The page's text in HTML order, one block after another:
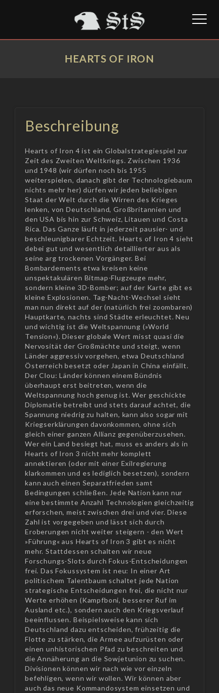
HEARTS OF IRON
Beschreibung
Hearts of Iron 4 ist ein Globalstrategiespiel zur
Zeit des Zweiten Weltkriegs. Zwischen 1936
und 1948 (wir dürfen noch bis 1955
weiterspielen, danach gibt der Technologiebaum
nichts mehr her) dürfen wir jeden beliebigen
Staat der Welt durch die Wirren des Krieges
lenken, von Deutschland, Großbritannien und
den USA bis hin zur Schweiz, Litauen und Costa
Rica. Das Ganze läuft in jederzeit pausier- und
beschleunigbarer Echtzeit. Hearts of Iron 4 sieht
debei gut und wesentlich detaillierter aus als
seine arg trockenen Vorgänger. Bei
Bombardements etwa kreisen keine
unspektakulären Bitmap-Flugzeuge mehr,
sondern kleine 3D-Bomber; auf der Karte gibt es
kleine Explosionen. Tag-Nacht-Wechsel sieht
man nun direkt auf der (natürlich frei zoombaren)
Hauptkarte, nachts sind Städte erleuchtet. Neu
und wichtig ist die Weltspannung (»World
Tension«). Dieser globale Wert misst quasi die
Nervosität der Großmächte und steigt, wenn
Länder aggressiv vorgehen, etwa Deutschland
Österreich besetzt oder Japan in China einfällt.
Der Clou: Länder können einem Bündnis
überhaupt erst beitreten, wenn die
Weltspannung hoch genug ist. Wer geschickte
Diplomatie betreibt und stets darauf achtet, die
Spannung niedrig zu halten, kann also sogar mit
Kriegserklärungen davonkommen, ohne sich
gleich einer ganzen Allianz gegenüberzusehen.
Wer ein Land besiegt hat, muss es anders als in
Hearts of Iron 3 nicht mehr komplett
annektieren (oder mit einer Exilregierung
klarkommen und es lediglich besetzen), sondern
kann auch einen Separatfrieden samt
Bedingungen schließen. Jede Nation kann nur
eine bestimmte Anzahl Technologien gleichzeitig
erforschen, meist zwischen drei und vier. Diese
Zahl ist vorgegeben und lässt sich durch
Eroberungen nicht weiter steigern - den Wert
»Führung« aus Hearts of Iron 3 gibt es nicht
mehr. Stattdessen schalten wir neue
Forschungs-Slots durch Fokus-Entscheidungen
frei. Das Fokussystem ist neu: In einer Art
politischem Talentbaum schaltet jede Nation
strategische Entscheidungen frei, die nicht nur
Werte erhöhen (Kampfboni, besserer Ruf im
Ausland etc.), sondern auch den Kriegsverlauf
beeinflussen. Beispielsweise kann sich
Deutschland dazu entscheiden, frühzeitig die
Flotte zu stärken, die Armee aufzurüsten oder
einen unhistorischen Pfad zu beschreiten und
die Annäherung an die Sowjetunion zu suchen.
Divisionen können wir nach wie vor einzeln
befehligen, wenn wir wollen. Wir können aber
auch das neue Kommandosystem einsetzen und